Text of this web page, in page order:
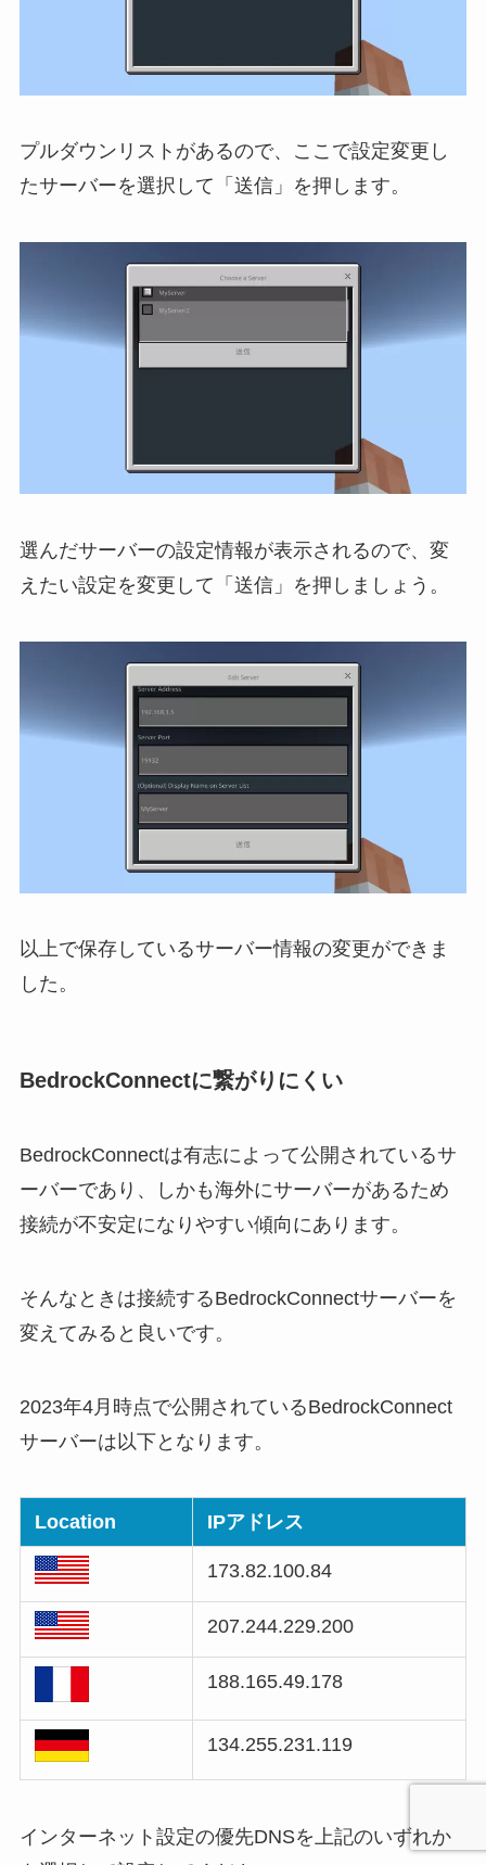
プルダウンリストがあるので、ここで設定変更し
たサーバーを選択して「送信」を押します。
選んだサーバーの設定情報が表示されるので、変
えたい設定を変更して「送信」を押しましょう。
以上で保存しているサーバー情報の変更ができま
した。
BedrockConnectに繋がりにくい
BedrockConnectは有志によって公開されているサ
ーバーであり、しかも海外にサーバーがあるため
接続が不安定になりやすい傾向にあります。
そんなときは接続するBedrockConnectサーバーを
変えてみると良いです。
2023年4月時点で公開されているBedrockConnect
サーバーは以下となります。
Location IPアドレス
173.82.100.84
207.244.229.200
188.165.49.178
134.255.231.119
インターネット設定の優先DNSを上記のいずれか